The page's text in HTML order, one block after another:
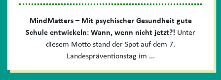
MindMatters – Mit psychischer Gesundheit gute
Schule entwickeln: Wann, wenn nicht jetzt?! Unter
diesem Motto stand der Spot auf dem 7.
Landespräventionstag im ...